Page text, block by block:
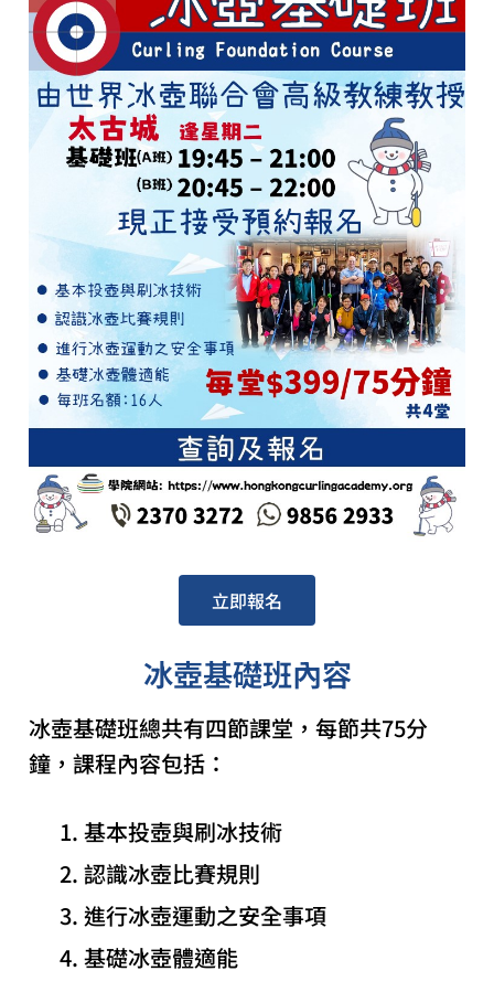
立即報名
冰壺基礎班內容
冰壺基礎班總共有四節課堂，每節共75分
鐘，課程內容包括：
基本投壺與刷冰技術
認識冰壺比賽規則
進行冰壺運動之安全事項
基礎冰壺體適能